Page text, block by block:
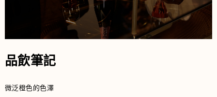
品飲筆記
微泛橙色的色澤